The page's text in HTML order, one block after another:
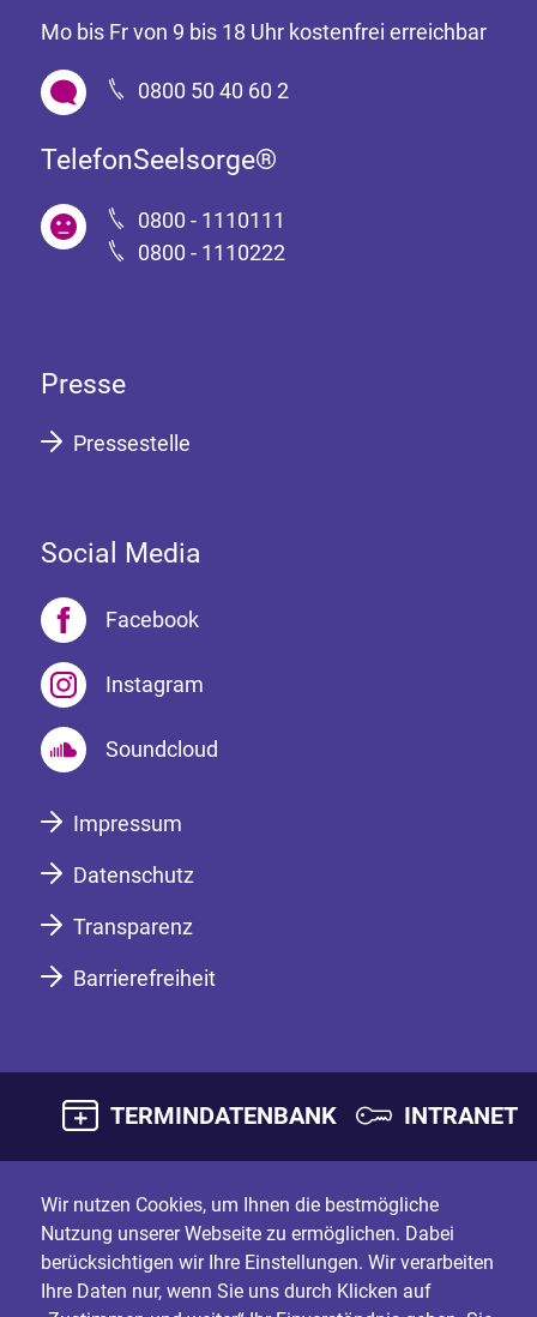
Mo bis Fr von 9 bis 18 Uhr kostenfrei erreichbar
0800 50 40 60 2
TelefonSeelsorge®
0800 - 1110111
0800 - 1110222
Presse
Pressestelle
Social Media
Facebook
Instagram
Soundcloud
Impressum
Datenschutz
Transparenz
Barrierefreiheit
TERMINDATENBANK INTRANET
Wir nutzen Cookies, um Ihnen die bestmögliche
Nutzung unserer Webseite zu ermöglichen. Dabei
berücksichtigen wir Ihre Einstellungen. Wir verarbeiten
Ihre Daten nur, wenn Sie uns durch Klicken auf